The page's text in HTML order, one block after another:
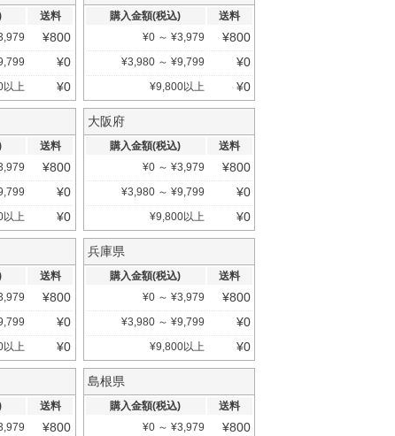
送料
¥800
¥0
以上 ¥0
購入金額(税込)
送料
¥0 ～ ¥3,979 ¥800
¥3,980 ～ ¥9,799 ¥0
¥9,800以上 ¥0
送料
¥800
¥0
以上 ¥0
大阪府
購入金額(税込)
送料
¥0 ～ ¥3,979 ¥800
¥3,980 ～ ¥9,799 ¥0
¥9,800以上 ¥0
送料
¥800
¥0
以上 ¥0
兵庫県
購入金額(税込)
送料
¥0 ～ ¥3,979 ¥800
¥3,980 ～ ¥9,799 ¥0
¥9,800以上 ¥0
送料
¥800
島根県
購入金額(税込)
送料
¥0 ～ ¥3,979 ¥800